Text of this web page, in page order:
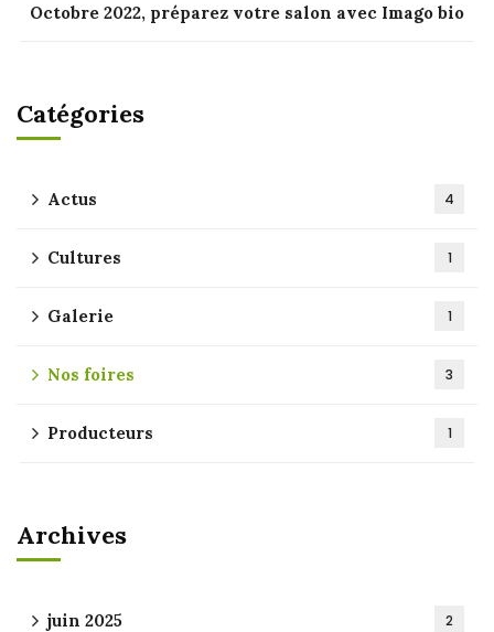
Octobre 2022, préparez votre salon avec Imago bio
Catégories
Actus 4
Cultures 1
Galerie 1
Nos foires 3
Producteurs 1
Archives
juin 2025 2